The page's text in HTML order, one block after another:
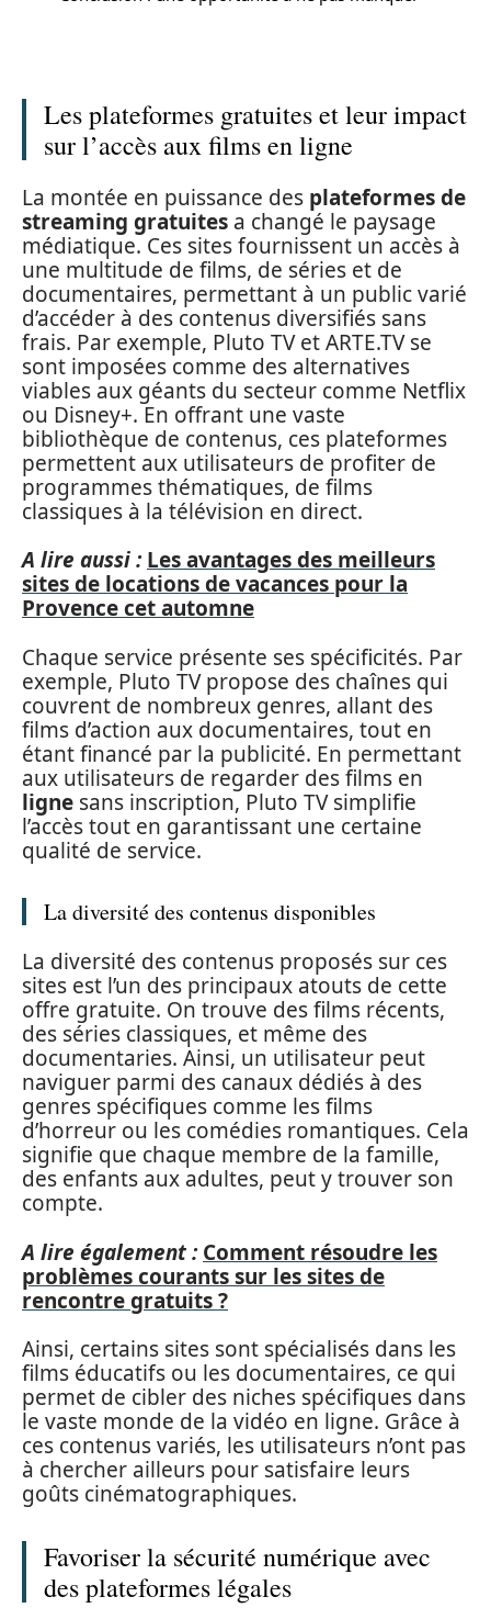
Les plateformes gratuites et leur impact
sur l’accès aux films en ligne
La montée en puissance des plateformes de
streaming gratuites a changé le paysage
médiatique. Ces sites fournissent un accès à
une multitude de films, de séries et de
documentaires, permettant à un public varié
d’accéder à des contenus diversifiés sans
frais. Par exemple, Pluto TV et ARTE.TV se
sont imposées comme des alternatives
viables aux géants du secteur comme Netflix
ou Disney+. En offrant une vaste
bibliothèque de contenus, ces plateformes
permettent aux utilisateurs de profiter de
programmes thématiques, de films
classiques à la télévision en direct.
A lire aussi : Les avantages des meilleurs
sites de locations de vacances pour la
Provence cet automne
Chaque service présente ses spécificités. Par
exemple, Pluto TV propose des chaînes qui
couvrent de nombreux genres, allant des
films d’action aux documentaires, tout en
étant financé par la publicité. En permettant
aux utilisateurs de regarder des films en
ligne sans inscription, Pluto TV simplifie
l’accès tout en garantissant une certaine
qualité de service.
La diversité des contenus disponibles
La diversité des contenus proposés sur ces
sites est l’un des principaux atouts de cette
offre gratuite. On trouve des films récents,
des séries classiques, et même des
documentaries. Ainsi, un utilisateur peut
naviguer parmi des canaux dédiés à des
genres spécifiques comme les films
d’horreur ou les comédies romantiques. Cela
signifie que chaque membre de la famille,
des enfants aux adultes, peut y trouver son
compte.
A lire également : Comment résoudre les
problèmes courants sur les sites de
rencontre gratuits ?
Ainsi, certains sites sont spécialisés dans les
films éducatifs ou les documentaires, ce qui
permet de cibler des niches spécifiques dans
le vaste monde de la vidéo en ligne. Grâce à
ces contenus variés, les utilisateurs n’ont pas
à chercher ailleurs pour satisfaire leurs
goûts cinématographiques.
Favoriser la sécurité numérique avec
des plateformes légales